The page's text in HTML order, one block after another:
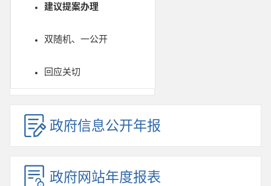
建议提案办理
双随机、一公开
回应关切
政府信息公开年报
政府网站年度报表